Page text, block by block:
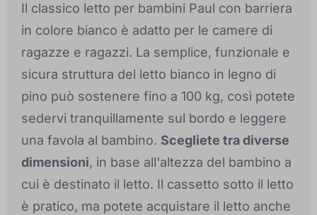
Il classico letto per bambini Paul con barriera
in colore bianco è adatto per le camere di
ragazze e ragazzi. La semplice, funzionale e
sicura struttura del letto bianco in legno di
pino può sostenere fino a 100 kg, così potete
sedervi tranquillamente sul bordo e leggere
una favola al bambino. Scegliete tra diverse
dimensioni, in base all'altezza del bambino a
cui è destinato il letto. Il cassetto sotto il letto
è pratico, ma potete acquistare il letto anche